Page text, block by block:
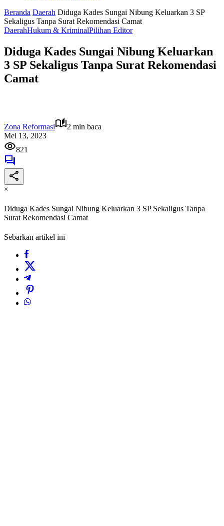
Beranda Daerah Diduga Kades Sungai Nibung Keluarkan 3 SP
Sekaligus Tanpa Surat Rekomendasi Camat
DaerahHukum & KriminalPilihan Editor
Diduga Kades Sungai Nibung Keluarkan
3 SP Sekaligus Tanpa Surat Rekomendasi
Camat
Zona Reformasi
2 min baca
Mei 13, 2023
821
×
Diduga Kades Sungai Nibung Keluarkan 3 SP Sekaligus Tanpa
Surat Rekomendasi Camat
Sebarkan artikel ini